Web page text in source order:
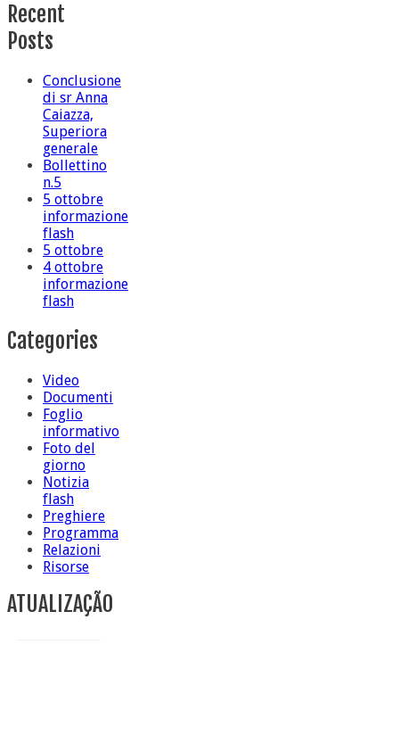
Recent
Posts
Conclusione
di sr Anna
Caiazza,
Superiora
generale
Bollettino
n.5
5 ottobre
informazione
flash
5 ottobre
4 ottobre
informazione
flash
Categories
Video
Documenti
Foglio
informativo
Foto del
giorno
Notizia
flash
Preghiere
Programma
Relazioni
Risorse
ATUALIZAÇÃO